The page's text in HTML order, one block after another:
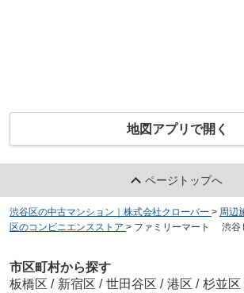
地図アプリで開く
ページトップへ
渋谷区の中古マンション｜株式会社クローバー > 周辺
区のコンビニエンスストア > ファミリーマート 渋谷
市区町村から探す
板橋区 / 新宿区 / 世田谷区 / 港区 / 杉並区